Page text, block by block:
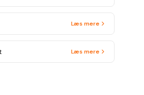
Læs mere
Læs mere